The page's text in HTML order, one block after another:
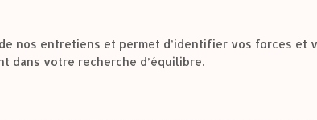
nos entretiens et permet d’identifier vos forces et
dans votre recherche d’équilibre.